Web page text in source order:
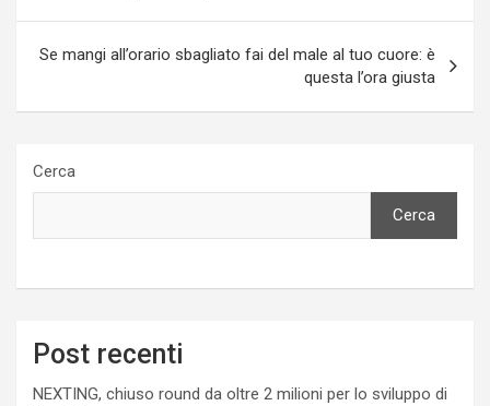
Se mangi all’orario sbagliato fai del male al tuo cuore: è
questa l’ora giusta
Cerca
Cerca
Post recenti
NEXTING, chiuso round da oltre 2 milioni per lo sviluppo di